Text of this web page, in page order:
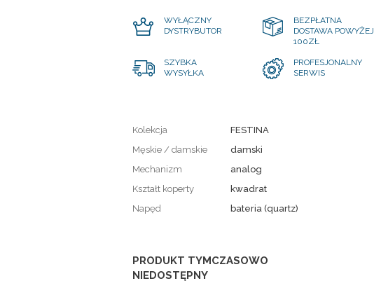
WYŁĄCZNY
DYSTRYBUTOR
BEZPŁATNA
DOSTAWA POWYŻEJ
100ZŁ
SZYBKA
WYSYŁKA
PROFESJONALNY
SERWIS
Kolekcja
FESTINA
Męskie / damskie
damski
Mechanizm
analog
Kształt koperty
kwadrat
Napęd
bateria (quartz)
PRODUKT TYMCZASOWO
NIEDOSTĘPNY